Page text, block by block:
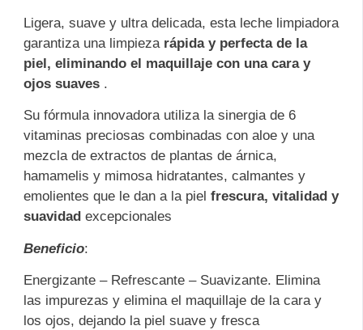
Ligera, suave y ultra delicada, esta leche limpiadora
garantiza una limpieza rápida y perfecta de la
piel, eliminando el maquillaje con una cara y
ojos suaves.
Su fórmula innovadora utiliza la sinergia de 6
vitaminas preciosas combinadas con aloe y una
mezcla de extractos de plantas de árnica,
hamamelis y mimosa hidratantes, calmantes y
emolientes que le dan a la piel frescura, vitalidad y
suavidad excepcionales
Beneficio:
Energizante – Refrescante – Suavizante. Elimina
las impurezas y elimina el maquillaje de la cara y
los ojos, dejando la piel suave y fresca